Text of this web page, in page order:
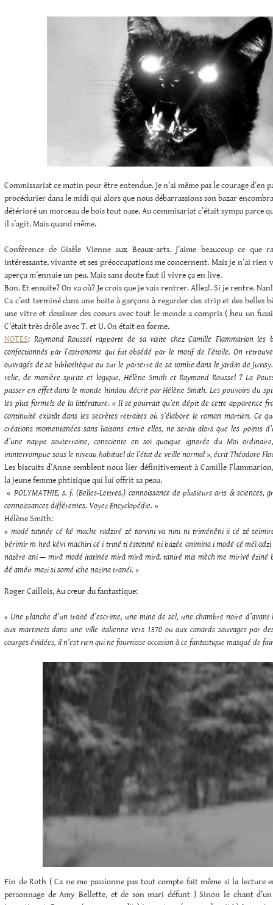
Commissariat ce matin pour être entendue. Je n’ai même pas le courage d’en
procédurier dans le midi qui alors que nous débarrassions son bazar
détérioré un morceau de bois tout nase. Au commisariat c’était sympa parce
il s’agit. Mais quand même.
Conférence de Gisèle Vienne aux Beaux-arts. J’aime beaucoup ce que
intéressante, vivante et ses préoccupations me concernent. Mais je n’ai rien
aperçu m’ennuie un peu. Mais sans doute faut il vivre ça en live.
Bon. Et ensuite? On va où? Je crois que je vais rentrer. Allez!. Si je rentre.
Ca c’est terminé dans une boite à garçons à regarder des strip et des belles
une vitre et dessiner des coeurs avec tout le monde a compris ( heu un
C’était très drôle avec T. et U. On était en forme.
NOTES: Raymond Roussel rapporte de sa visite chez Camille Flammarion les
confectionnés par l’astronome qui fut obsédé par le motif de l’étoile. On
ouvragés de sa bibliothèque ou sur le parterre de sa tombe dans le jardin de
relie, de manière spirite et logique, Hélène Smith et Raymond Roussel ? La
passer en effet dans le monde hindou décrit par Hélène Smith. Les pouvoirs du
les plus formels de la littérature. « Il se pourrait qu’en dépit de cette apparence
continuité existât dans les secrètes retraites où s’élabore le roman martien. Ce
créations momentanées sans liaisons entre elles, ne serait alors que les points
d’une nappe souterraine, consciente en soi quoique ignorée du Moi
ininterrompue sous le niveau habituel de l’état de veille normal », écrit Théodore
Les biscuits d’Anne semblent nous lier définitivement à Camille
la jeune femme phtisique qui lui offrit sa peau.
« POLYMATHIE, s. f. (Belles-Lettres.) connoissance de plusieurs arts & sciences,
connoissances différentes. Voyez Encyclopédie. »
Hélène Smith:
« modé tatinée cé ké mache radziré zé tarvini va nini ni triménêni ii cé zé
bérimir m hed kévi machiri cé i triné ti éstotiné ni bazée animina i modé cé méï
nazère ani — mirâ modé itatinée mirâ mirâ mirâ. taniré mis mèch me mirivé éziné
dé améir mazi si somé iche nazina tranéï. »
Roger Caillois, Au cœur du fantastique:
« Une planche d’un traité d’escrime, une mine de sel, une chambre noire d’avant
aux martinets dans une ville italienne vers 1570 ou aux canards sauvages par
courges évidées, il n’est rien qui ne fournisse occasion à ce fantastique masqué de
Fin de Roth ( Ca ne me passionne pas tout compte fait même si la lecture
personnage de Amy Bellette, et de son mari défunt ) Sinon le chant